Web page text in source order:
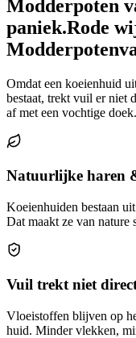
Modderpoten
paniek.Rode
Modderpoten
Omdat een koeienhuid
bestaat, trekt vuil er niet
af met een vochtige
Natuurlijke haren
Koeienhuiden bestaan
Dat maakt ze van nature
Vuil trekt niet
Vloeistoffen blijven op
huid. Minder vlekken,